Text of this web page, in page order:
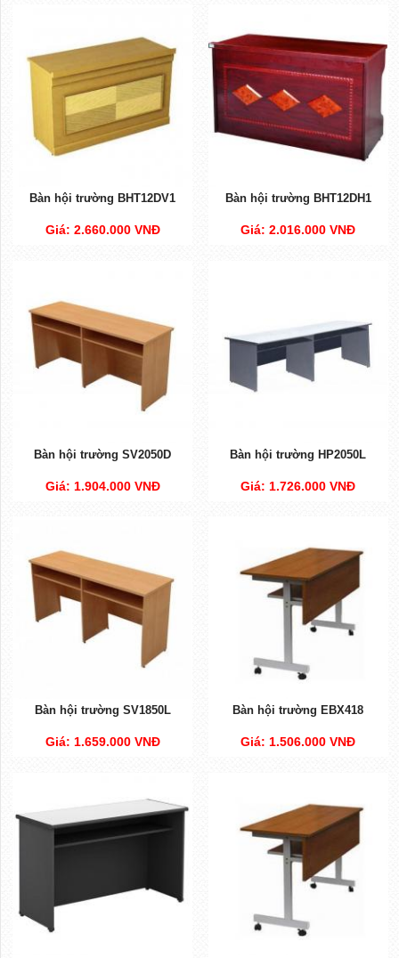
Bàn hội trường BHT12DV1
Giá: 2.660.000 VNĐ
Bàn hội trường BHT12DH1
Giá: 2.016.000 VNĐ
Bàn hội trường SV2050D
Giá: 1.904.000 VNĐ
Bàn hội trường HP2050L
Giá: 1.726.000 VNĐ
Bàn hội trường SV1850L
Giá: 1.659.000 VNĐ
Bàn hội trường EBX418
Giá: 1.506.000 VNĐ